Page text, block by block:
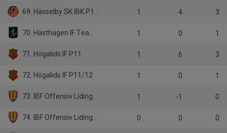
69. Hässelby SK IBK P14 Vit 1 4 3
70. Hästhagen IF Team 12/13 1 0 1
71. Högalids IF P11 1 6 3
72. Högalids IF P11/12 1 0 1
73. IBF Offensiv Lidingö Herrar div4 1 -1 0
74. IBF Offensiv Lidingö (HJ-JAS) 0 0 0